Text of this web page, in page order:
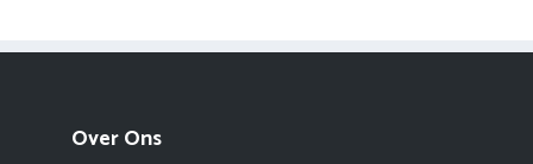
Over Ons